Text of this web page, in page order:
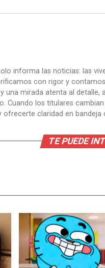
informa las noticias: las
con rigor y
una mirada atenta al
Cuando los titulares
claridad en bandeja
TE PUEDE